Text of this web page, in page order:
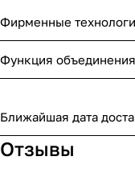
Фирменные
Функция
Ближайшая дата
Отзывы